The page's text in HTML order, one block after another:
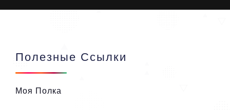
Полезные Ссылки
Моя Полка